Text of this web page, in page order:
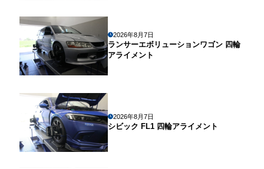
2026年8月7日
ランサーエボリューションワゴン 四輪
アライメント
2026年8月7日
シビック FL1 四輪アライメント